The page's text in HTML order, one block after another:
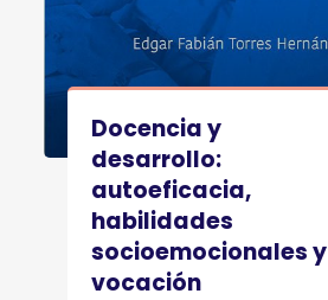
Docencia y
desarrollo:
autoeficacia,
habilidades
socioemocionales y
vocación